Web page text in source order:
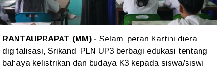
RANTAUPRAPAT (MM) - Selami peran Kartini diera
digitalisasi, Srikandi PLN UP3 berbagi edukasi tentang
bahaya kelistrikan dan budaya K3 kepada siswa/siswi